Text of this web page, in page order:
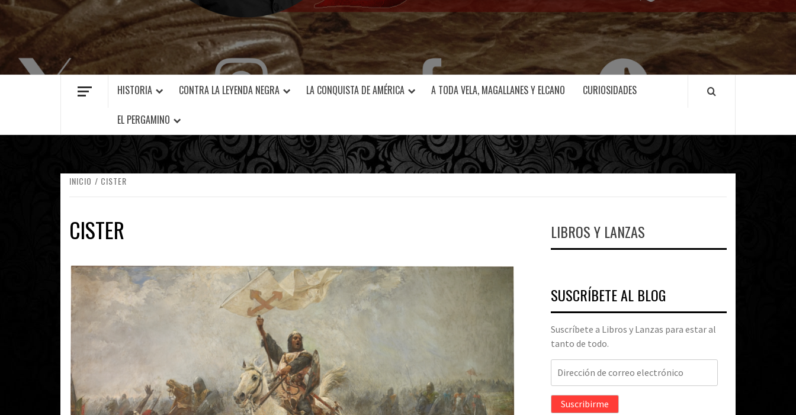
MANUEL FUENTES
HISTORIA CONTRA LA LEYENDA NEGRA LA CONQUISTA DE AMÉRICA A TODA VELA, MAGALLANES Y ELCANO CURIOSIDADES
EL PERGAMINO
INICIO CISTER
CISTER LIBROS Y LANZAS
SUSCRÍBETE AL BLOG
Suscríbete a Libros y Lanzas para estar al
tanto de todo.
Dirección
correo
electrónico
Suscribirme